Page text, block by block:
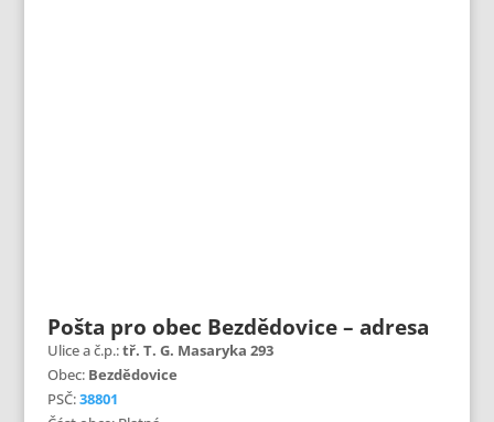
Pošta pro obec Bezdědovice – adresa
Ulice a č.p.:tř. T. G. Masaryka 293
Obec: Bezdědovice
PSČ:38801